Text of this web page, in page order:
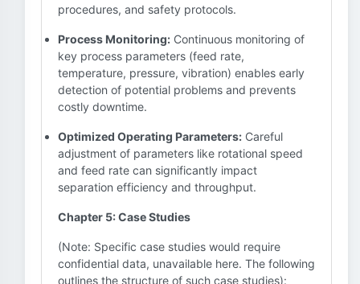
procedures, and safety protocols.
Process Monitoring: Continuous monitoring of
key process parameters (feed rate,
temperature, pressure, vibration) enables early
detection of potential problems and prevents
costly downtime.
Optimized Operating Parameters: Careful
adjustment of parameters like rotational speed
and feed rate can significantly impact
separation efficiency and throughput.
Chapter 5: Case Studies
(Note: Specific case studies would require
confidential data, unavailable here. The following
outlines the structure of such case studies):